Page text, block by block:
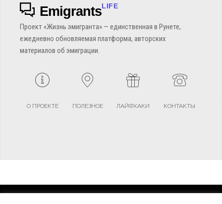
EmigrantsLIFE
Проект «Жизнь эмигранта» — единственная в Рунете,
ежедневно обновляемая платформа, авторских
материалов об эмиграции.
О ПРОЕКТЕ ПОЛЕЗНОЕ ЛАЙФХАКИ КОНТАКТЫ